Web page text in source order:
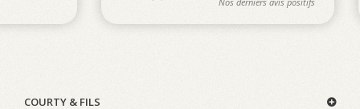
COURTY & FILS